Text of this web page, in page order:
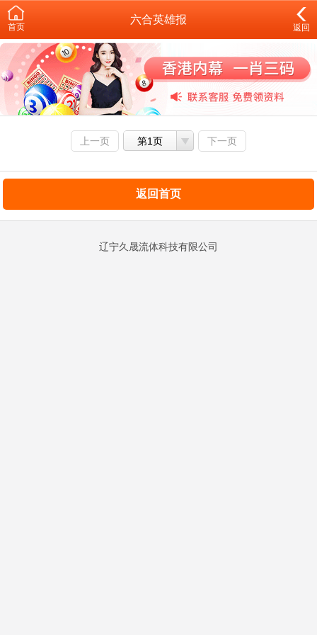
首页
六合英雄报
返回
上一页 第1页 下一页
返回首页
辽宁久晟流体科技有限公司